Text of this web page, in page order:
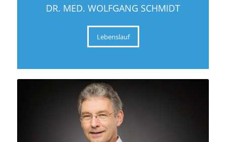
DR. MED. WOLFGANG SCHMIDT
Lebenslauf